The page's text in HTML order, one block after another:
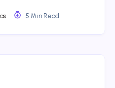
5 Min Read